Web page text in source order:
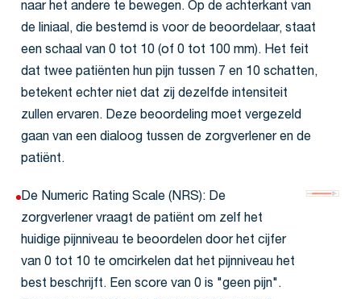
naar het andere te bewegen. Op de achterkant van
de liniaal, die bestemd is voor de beoordelaar, staat
een schaal van 0 tot 10 (of 0 tot 100 mm). Het feit
dat twee patiënten hun pijn tussen 7 en 10 schatten,
betekent echter niet dat zij dezelfde intensiteit
zullen ervaren. Deze beoordeling moet vergezeld
gaan van een dialoog tussen de zorgverlener en de
patiënt.
De Numeric Rating Scale (NRS): De
zorgverlener vraagt de patiënt om zelf het
huidige pijnniveau te beoordelen door het cijfer
van 0 tot 10 te omcirkelen dat het pijnniveau het
best beschrijft. Een score van 0 is "geen pijn".